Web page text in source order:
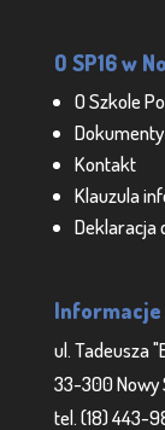
O SP16 w
O Szkole
Kontakt
Klauzula
Deklaracja
ul. Tadeusza
33-300 Nowy
tel. (18) 443-